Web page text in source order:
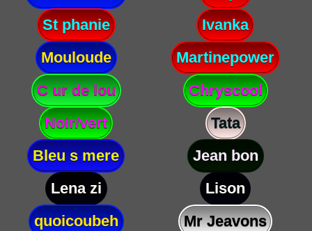
St phanie
Ivanka
Mouloude
Martinepower
C ur de lou
Chryscool
Noir/vert
Tata
Bleu s mere
Jean bon
Lena zi
Lison
quoicoubeh
Mr Jeavons